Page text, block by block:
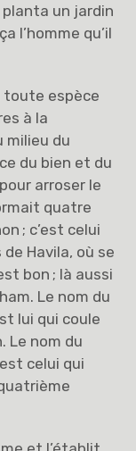
planta un jardin
l’homme qu’il
toute espèce
à la
milieu du
du bien et du
arroser le
quatre
; c’est celui
Havila, où se
bon ; là aussi
Le nom du
lui qui coule
Le nom du
celui qui